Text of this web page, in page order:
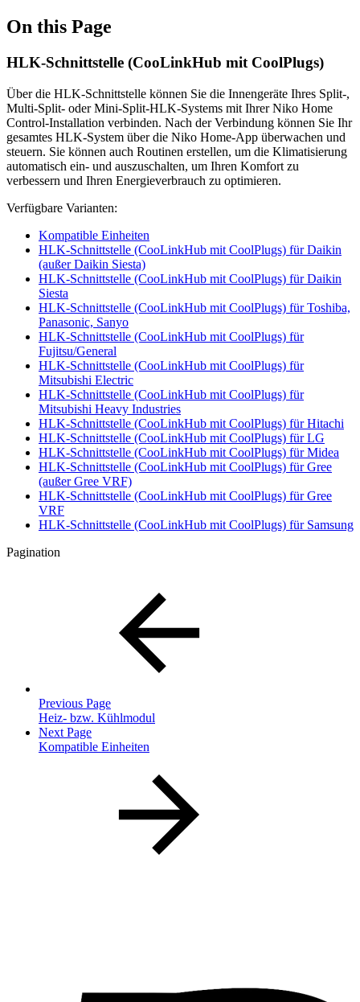
On this Page
HLK-Schnittstelle (CooLinkHub mit CoolPlugs)
Über die HLK-Schnittstelle können Sie die Innengeräte Ihres Split-,
Multi-Split- oder Mini-Split-HLK-Systems mit Ihrer Niko Home
Control-Installation verbinden. Nach der Verbindung können Sie Ihr
gesamtes HLK-System über die Niko Home-App überwachen und
steuern. Sie können auch Routinen erstellen, um die Klimatisierung
automatisch ein- und auszuschalten, um Ihren Komfort zu
verbessern und Ihren Energieverbrauch zu optimieren.
Verfügbare Varianten:
Kompatible Einheiten
HLK-Schnittstelle (CooLinkHub mit CoolPlugs) für Daikin
(außer Daikin Siesta)
HLK-Schnittstelle (CooLinkHub mit CoolPlugs) für Daikin
Siesta
HLK-Schnittstelle (CooLinkHub mit CoolPlugs) für Toshiba,
Panasonic, Sanyo
HLK-Schnittstelle (CooLinkHub mit CoolPlugs) für
Fujitsu/General
HLK-Schnittstelle (CooLinkHub mit CoolPlugs) für
Mitsubishi Electric
HLK-Schnittstelle (CooLinkHub mit CoolPlugs) für
Mitsubishi Heavy Industries
HLK-Schnittstelle (CooLinkHub mit CoolPlugs) für Hitachi
HLK-Schnittstelle (CooLinkHub mit CoolPlugs) für LG
HLK-Schnittstelle (CooLinkHub mit CoolPlugs) für Midea
HLK-Schnittstelle (CooLinkHub mit CoolPlugs) für Gree
(außer Gree VRF)
HLK-Schnittstelle (CooLinkHub mit CoolPlugs) für Gree
VRF
HLK-Schnittstelle (CooLinkHub mit CoolPlugs) für Samsung
Pagination
Previous Page
Heiz- bzw. Kühlmodul
Next Page
Kompatible Einheiten